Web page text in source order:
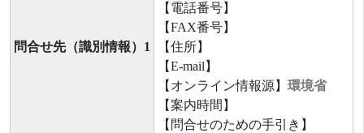
問合せ先（識別情報）1
【電話番号】
【FAX番号】
【住所】
【E-mail】
【オンライン情報源】 環境省
【案内時間】
【問合せのための手引き】